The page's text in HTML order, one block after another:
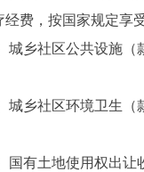
费，按国家规定享
乡社区公共设施（
乡社区环境卫生（
有土地使用权出让